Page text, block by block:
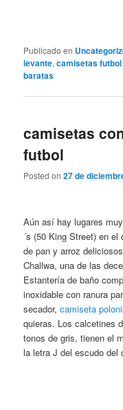
Publicado en
levante,camisetas
baratas
camisetas
futbol
Posted on27 de
Aún así hay lugares
´s (50 King Street) en
de pan y arroz
Challwa, una de las
Estantería de baño
inoxidable con ranura
secador,camiseta
quieras. Los calcetines
tonos de gris, tienen el
la letra J del escudo